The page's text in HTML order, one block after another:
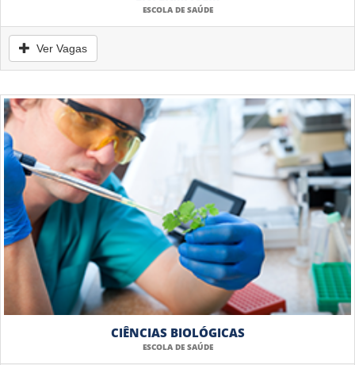
ESCOLA DE SAÚDE
Ver Vagas
CIÊNCIAS BIOLÓGICAS
ESCOLA DE SAÚDE